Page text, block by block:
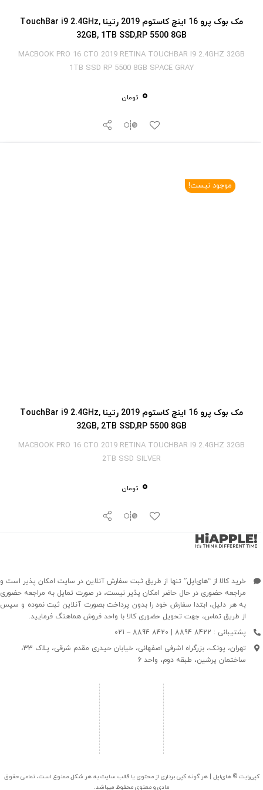
مک بوک پرو 16 اینچ کاستوم 2019 رتینا TouchBar i9 2.4GHz,
32GB, 1TB SSD,RP 5500 8GB
MACBOOK PRO 16 CTO 2019 RETINA TOUCHBAR I9 2.4GHZ 32GB
1TB SSD RP 5500 8GB SPACE GRAY
0 تومان
موجود نیست!
مک بوک پرو 16 اینچ کاستوم 2019 رتینا TouchBar i9 2.4GHz,
32GB, 2TB SSD,RP 5500 8GB
MACBOOK PRO 16 CTO 2019 RETINA TOUCHBAR I9 2.4GHZ 32GB
2TB SSD SILVER
0 تومان
خرید کالا از “های‌اپل” تنها از طریق ثبت سفارش آنلاین در سایت امکان پذیر است و
مراجعه حضوری در حال حاضر امکان پذیر نیست، در صورت تمایل به مراجعه حضوری
به هر دلیل، ابتدا سفارش خود را بدون پرداخت بصورت آنلاین ثبت نموده و سپس
از طریق تماس، جهت تحویل حضوری کالا با واحد فروش هماهنگ فرمایید.
پشتیبانی : 8422 8894 | 8420 8894 – 021
تهران، پونک، بزرگراه اشرفی اصفهانی، خیابان حیدری مقدم شرقی، پلاک 33،
ساختمان پرشین، طبقه دوم، واحد 6
کپی‌رایت © های‌اپل | هر گونه کپی برداری از محتوی یا قالب سایت به هر شکل ممنوع است، تمامی حقوق
مادی و معنوی محفوظ میباشد.